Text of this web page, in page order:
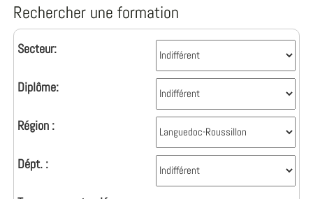
Rechercher une formation
Secteur:
Diplôme:
Région :
Dépt. :